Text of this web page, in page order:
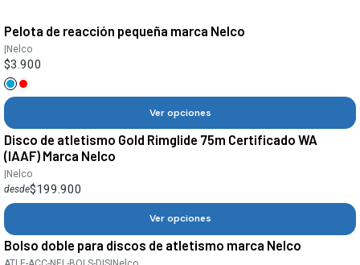
Pelota de reacción pequeña marca Nelco
Nelco
$3.900
Ver opciones
Disco de atletismo Gold Rimglide 75m Certificado WA
(IAAF) Marca Nelco
Nelco
desde$199.900
Ver opciones
Bolso doble para discos de atletismo marca Nelco